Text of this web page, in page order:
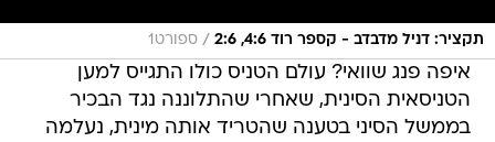
תקציר: דניל מדבדב - קספר רוד 4:6, 2:6 / ספורט1
איפה פנג שוואי? עולם הטניס כולו התגייס למען
הטניסאית הסינית, שאחרי שהתלוננה נגד הבכיר
בממשל הסיני בטענה שהטריד אותה מינית, נעלמה